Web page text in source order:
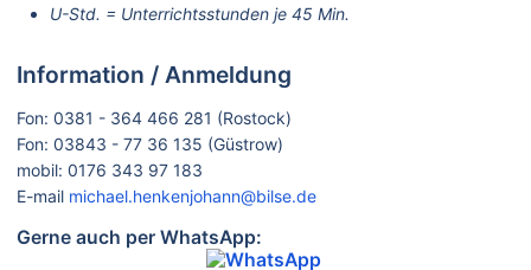
U-Std. = Unterrichtsstunden je 45 Min.
Information / Anmeldung
Fon: 0381 - 364 466 281 (Rostock)
Fon: 03843 - 77 36 135 (Güstrow)
mobil: 0176 343 97 183
E-mail michael.henkenjohann@bilse.de
Gerne auch per WhatsApp: